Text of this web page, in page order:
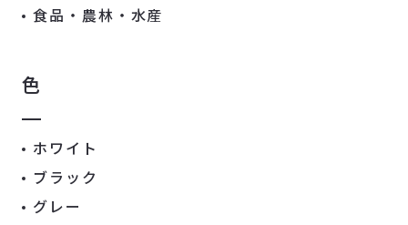
食品・農林・水産
色
ホワイト
ブラック
グレー